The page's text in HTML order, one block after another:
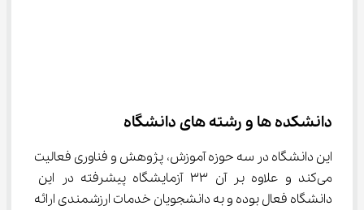
دانشکده ها و رشته های دانشگاه
این دانشگاه در سه حوزه آموزش، پژوهش و فناوری فعالیت
می‌کند و علاوه بر آن ۳۳ آزمایشگاه پیشرفته در این
دانشگاه فعال بوده و به دانشجویان خدمات ارزشمندی ارائه